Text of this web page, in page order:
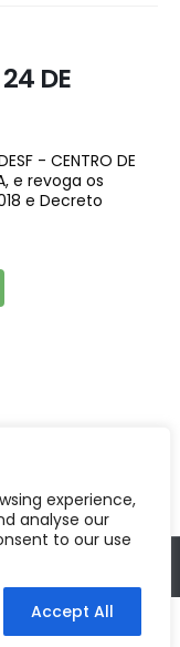
experience,
analyse our
to our use
Accept All
DE
- CENTRO DE
e revoga os
e Decreto
de Minas